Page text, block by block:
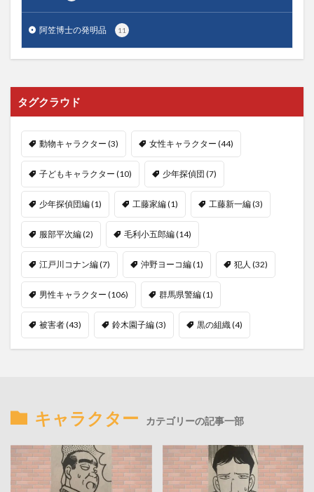
阿笠博士の発明品 11
タグクラウド
動物キャラクター (3) 女性キャラクター (44)
子どもキャラクター (10) 少年探偵団 (7)
少年探偵団編(1) 工藤家編(1) 工藤新一編(3)
服部平次編(2) 毛利小五郎編(14)
江戸川コナン編(7) 沖野ヨーコ編(1) 犯人 (32)
男性キャラクター (106) 群馬県警編(1)
被害者(43) 鈴木園子編(3) 黒の組織 (4)
キャラクター カテゴリーの記事一部